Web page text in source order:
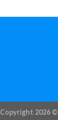
Copyright 2026 ©